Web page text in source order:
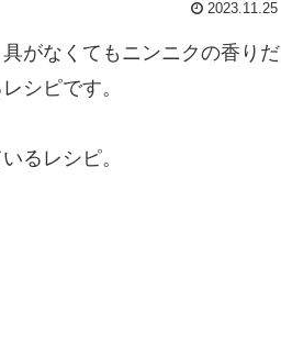
2023.11.25
がなくてもニンニクの香りだ
シピです。
るレシピ。